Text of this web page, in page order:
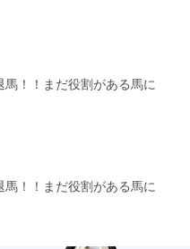
！！まだ役割がある馬に
！！まだ役割がある馬に